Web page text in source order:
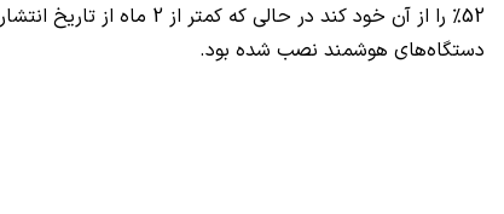
52% را از آن خود کند در حالی که کمتر از 2 ماه از تاریخ انتشار آن می‌گذشت. کمپانی اپل نمودار خود را پس از آن در 18 ژانویه امسال به روزرسانی کرد و نشان داد که
دستگاه‌های هوشمند نصب شده بود.